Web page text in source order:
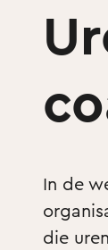
In de
die